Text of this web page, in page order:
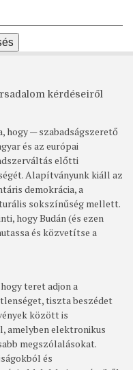
kérdéseiről
hogy — szabadságszerető
és az európai
előtti
Alapítványunk kiáll az
demokrácia, a
sokszínűség mellett.
hogy Budán (és ezen
és közvetítse a
teret adjon a
tiszta beszédet
között is
amelyben elektronikus
megszólalásokat.
és